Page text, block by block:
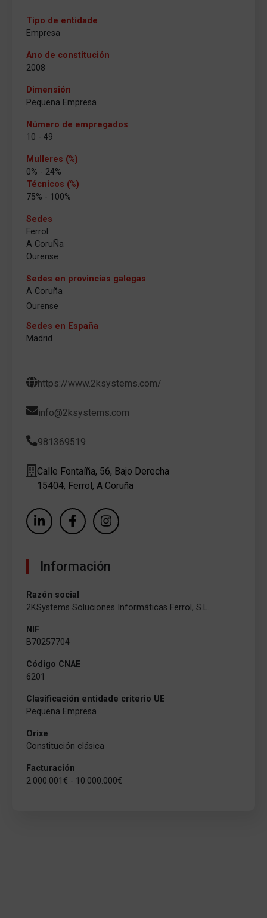
Tipo de entidade
Empresa
Ano de constitución
2008
Dimensión
Pequena Empresa
Número de empregados
10 - 49
Mulleres (%)
0% - 24%
Técnicos (%)
75% - 100%
Sedes
Ferrol
A CoruÑa
Ourense
Sedes en provincias galegas
A Coruña
Ourense
Sedes en España
Madrid
https://www.2ksystems.com/
info@2ksystems.com
981369519
Calle Fontaíña, 56, Bajo Derecha
15404, Ferrol, A Coruña
Información
Razón social
2KSystems Soluciones Informáticas Ferrol, S.L.
NIF
B70257704
Código CNAE
6201
Clasificación entidade criterio UE
Pequena Empresa
Orixe
Constitución clásica
Facturación
2.000.001€ - 10.000.000€